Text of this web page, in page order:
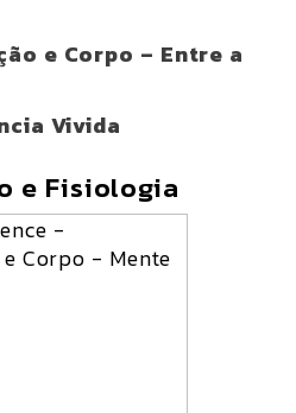
e Corpo – Entre a
Vivida
e Fisiologia